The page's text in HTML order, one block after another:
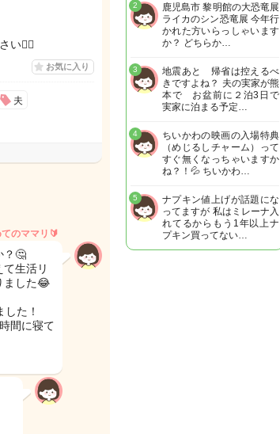
い🙇‍♀️
お気に入り
夫
のママリ🔰
？🤔
生活リ
ました😂
た！
間に寝て
鹿児島市 黎明館の大恐竜展
ライカのシン恐竜展 今年行
かれた方いらっしゃいます
か？ どちらか…
2
地震あと 帰省は控えるべ
きですよね？ 夫の実家が熊
本で お盆前に２泊3日で
実家に泊まる予定…
3
ちいかわの映画の入場特典
（めじるしチャーム）って
すぐ無くなっちゃいますか
ね？！💦 ちいかわ…
4
ナプキン値上げが話題にな
ってますが 私はミレーナ入
れてるからもう1年以上ナ
プキン買ってない…
5